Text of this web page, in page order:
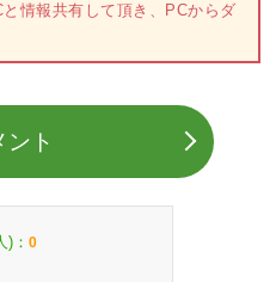
情報共有して頂き、PCからダ
ント
)： 0